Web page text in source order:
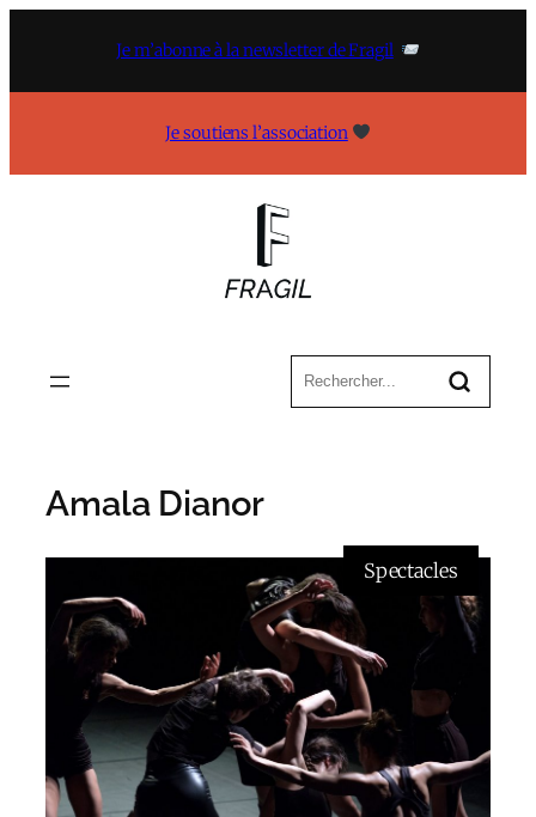
Je m’abonne à la newsletter de Fragil
Je soutiens l’association
Amala Dianor
Spectacles